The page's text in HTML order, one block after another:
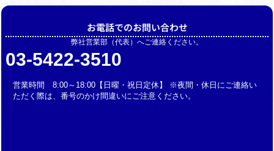
お電話でのお問い合わせ
弊社営業部（代表）へご連絡ください。
03-5422-3510
営業時間 8:00～18:00【日曜・祝日定休】 ※夜間・休日にご連絡い
ただく際は、番号のかけ間違いにご注意ください。